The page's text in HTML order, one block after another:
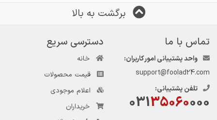
برگشت به بالا
تماس با ما
واحد پشتیبانی امور کاربران:
support@foolad24.com
تلفن پشتیبانی:
03135060000
دسترسی سریع
خانه
قیمت محصولات
اعلام موجودی
خریداران